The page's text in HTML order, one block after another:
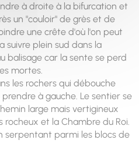
à droite à la bifurcation et
un "couloir" de grès et de
une crête d'où l'on peut
suivre plein sud dans la
balisage car la sente se perd
mortes.
les rochers qui débouche
à gauche. Le sentier se
large mais vertigineux
et la Chambre du Roi.
serpentant parmi les blocs de